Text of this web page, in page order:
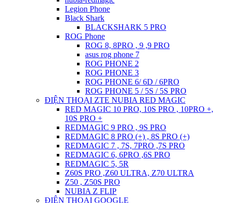
Legion Phone
Black Shark
BLACKSHARK 5 PRO
ROG Phone
ROG 8, 8PRO , 9 ,9 PRO
asus rog phone 7
ROG PHONE 2
ROG PHONE 3
ROG PHONE 6/ 6D / 6PRO
ROG PHONE 5 / 5S / 5S PRO
ĐIỆN THOẠI ZTE NUBIA RED MAGIC
RED MAGIC 10 PRO, 10S PRO , 10PRO +,
10S PRO +
REDMAGIC 9 PRO , 9S PRO
REDMAGIC 8 PRO (+) , 8S PRO (+)
REDMAGIC 7 , 7S, 7PRO ,7S PRO
REDMAGIC 6, 6PRO ,6S PRO
REDMAGIC 5, 5R
Z60S PRO ,Z60 ULTRA, Z70 ULTRA
Z50 , Z50S PRO
NUBIA Z FLIP
ĐIỆN THOẠI GOOGLE